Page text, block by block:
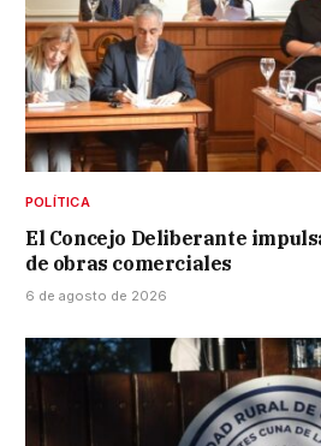
POLÍTICA
El Concejo Deliberante
de obras comerciales
6 de agosto de 2026